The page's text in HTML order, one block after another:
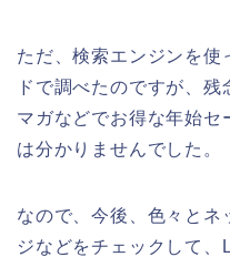
ただ、検索エンジンを使
ドで調べたのですが、
マガなどでお得な年始セ
は分かりませんでした。
なので、今後、色々と
ジなどをチェックして